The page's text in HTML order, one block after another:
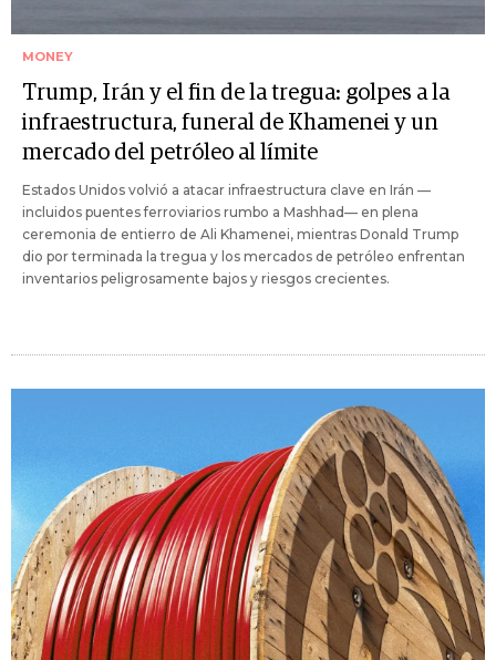
MONEY
Trump, Irán y el fin de la tregua: golpes a la
infraestructura, funeral de Khamenei y un
mercado del petróleo al límite
Estados Unidos volvió a atacar infraestructura clave en Irán —
incluidos puentes ferroviarios rumbo a Mashhad— en plena
ceremonia de entierro de Ali Khamenei, mientras Donald Trump
dio por terminada la tregua y los mercados de petróleo enfrentan
inventarios peligrosamente bajos y riesgos crecientes.